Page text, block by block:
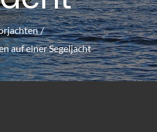
auf einer Segeljacht